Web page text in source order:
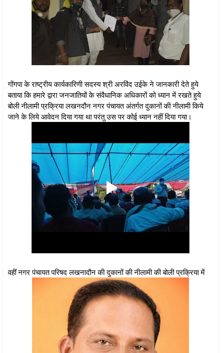
गोंगपा के राष्ट्रीय कार्यकारिणी सदस्य श्री अरविंद उईके ने जानकारी देते हुये
बताया कि हमारे द्वारा जनजातियों के संवैधानिक अधिकारों को ध्यान में रखते हुये
बोली नीलामी प्रक्रिया लखनदौन नगर पंचायत अंतर्गत दुकानों की नीलामी किये
जाने के लिये आवेदन दिया गया था परंतु उस पर कोई ध्यान नहीं दिया गया।
वहीं नगर पंचायत परिषद लखनादौन की दुकानों की नीलामी की बोली प्रक्रिया में